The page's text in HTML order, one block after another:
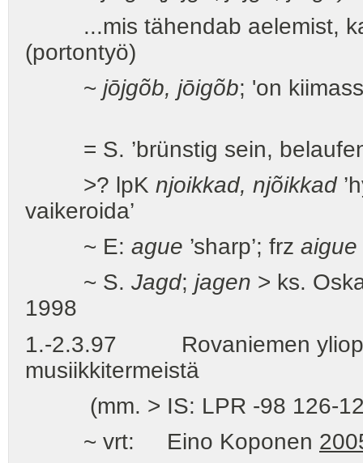
...mis tähendab aelemist,
(portontyö)
~ jōjgõb, jōigõb; 'on
= S. ’brünstig sein,
>? lpK njoikkad, njõikkad
vaikeroida’
~ E: ague ’sharp’; frz aigue
~ S. Jagd; jagen > ks.
1998
1.-2.3.97 Rovaniemen
musiikkitermeistä
(mm. > IS: LPR -98 126-
~ vrt: Eino Koponen